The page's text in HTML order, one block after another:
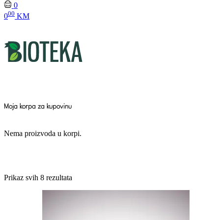
0
000 KM
Moja korpa za kupovinu
Nema proizvoda u korpi.
Prikaz svih 8 rezultata